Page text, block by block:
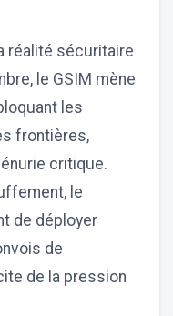
réalité sécuritaire
le GSIM mène
les
frontières,
critique.
le
de déployer
de
de la pression